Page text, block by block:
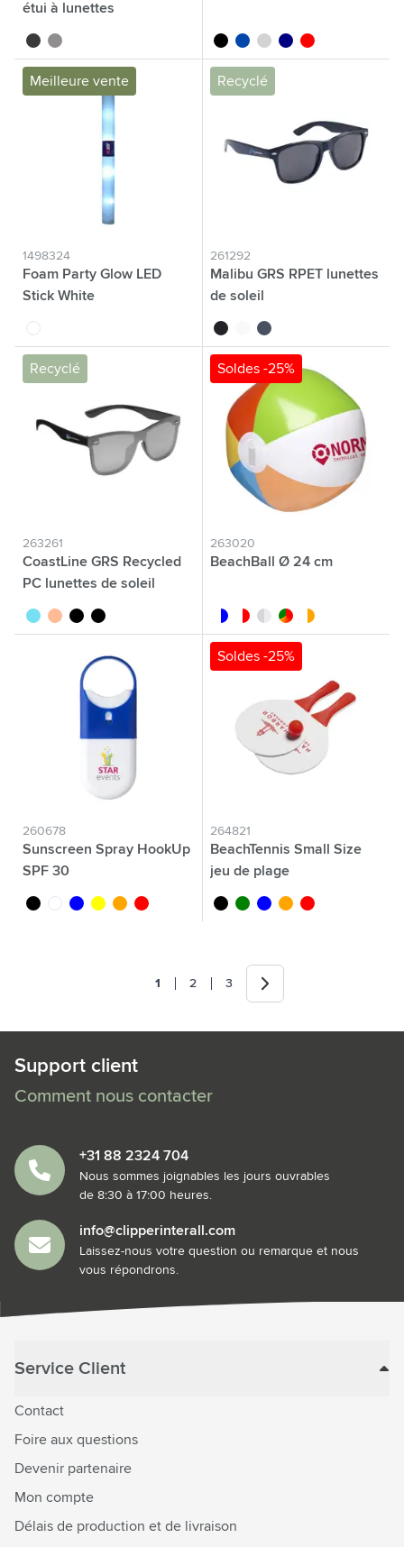
étui à lunettes
noir gris noir bleu cobalt
gris clairbleu marine
rouge
Meilleure vente
1498324
Foam Party Glow LED
Stick White
blanc
Recyclé
261292
Malibu GRS RPET lunettes
de soleil
noir blancbleu foncé
Recyclé
263261
CoastLine GRS Recycled
PC lunettes de soleil
turquoise
orange/jaune
noir noir/vert
Soldes -25%
263020
BeachBall Ø 24 cm
blanc/bleublanc/rouge
blanc/translucide
custom/multicolor
blanc/orange
260678
Sunscreen Spray HookUp
SPF 30
noir blancbleu jauneorange
rouge
Soldes -25%
264821
BeachTennis Small Size
jeu de plage
noir vert bleu orange
rouge
Vous lisez actuellement la page
1 Page
2 Page
3 Suivant
Support client
Comment nous contacter
+31 88 2324 704
Nous sommes joignables les jours ouvrables
de 8:30 à 17:00 heures.
info@clipperinterall.com
Laissez-nous votre question ou remarque et nous
vous répondrons.
Service Client
Contact
Foire aux questions
Devenir partenaire
Mon compte
Délais de production et de livraison